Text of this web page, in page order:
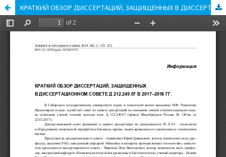
КРАТКИЙ ОБЗОР ДИССЕРТАЦИЙ, ЗАЩИЩЕННЫХ В ДИССЕРТАЦИОННОМ СОВЕТЕ Д 212.249.07 В 2017-18 гг.